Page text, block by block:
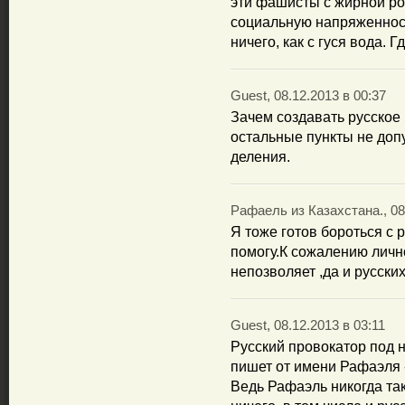
социальную
ничего, как с гуся вода.
Guest, 08.12.2013 в 00:37
Зачем создавать
остальные пункты не
деления.
Рафаель из Казахстана.,
Я тоже готов бороться
помогу.К сожалению
непозволяет ,да и
Guest, 08.12.2013 в 03:11
Русский провокатор под
пишет от имени Рафаэля
Ведь Рафаэль никогда